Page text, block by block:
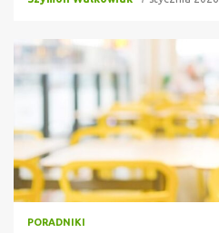
PORADNIKI